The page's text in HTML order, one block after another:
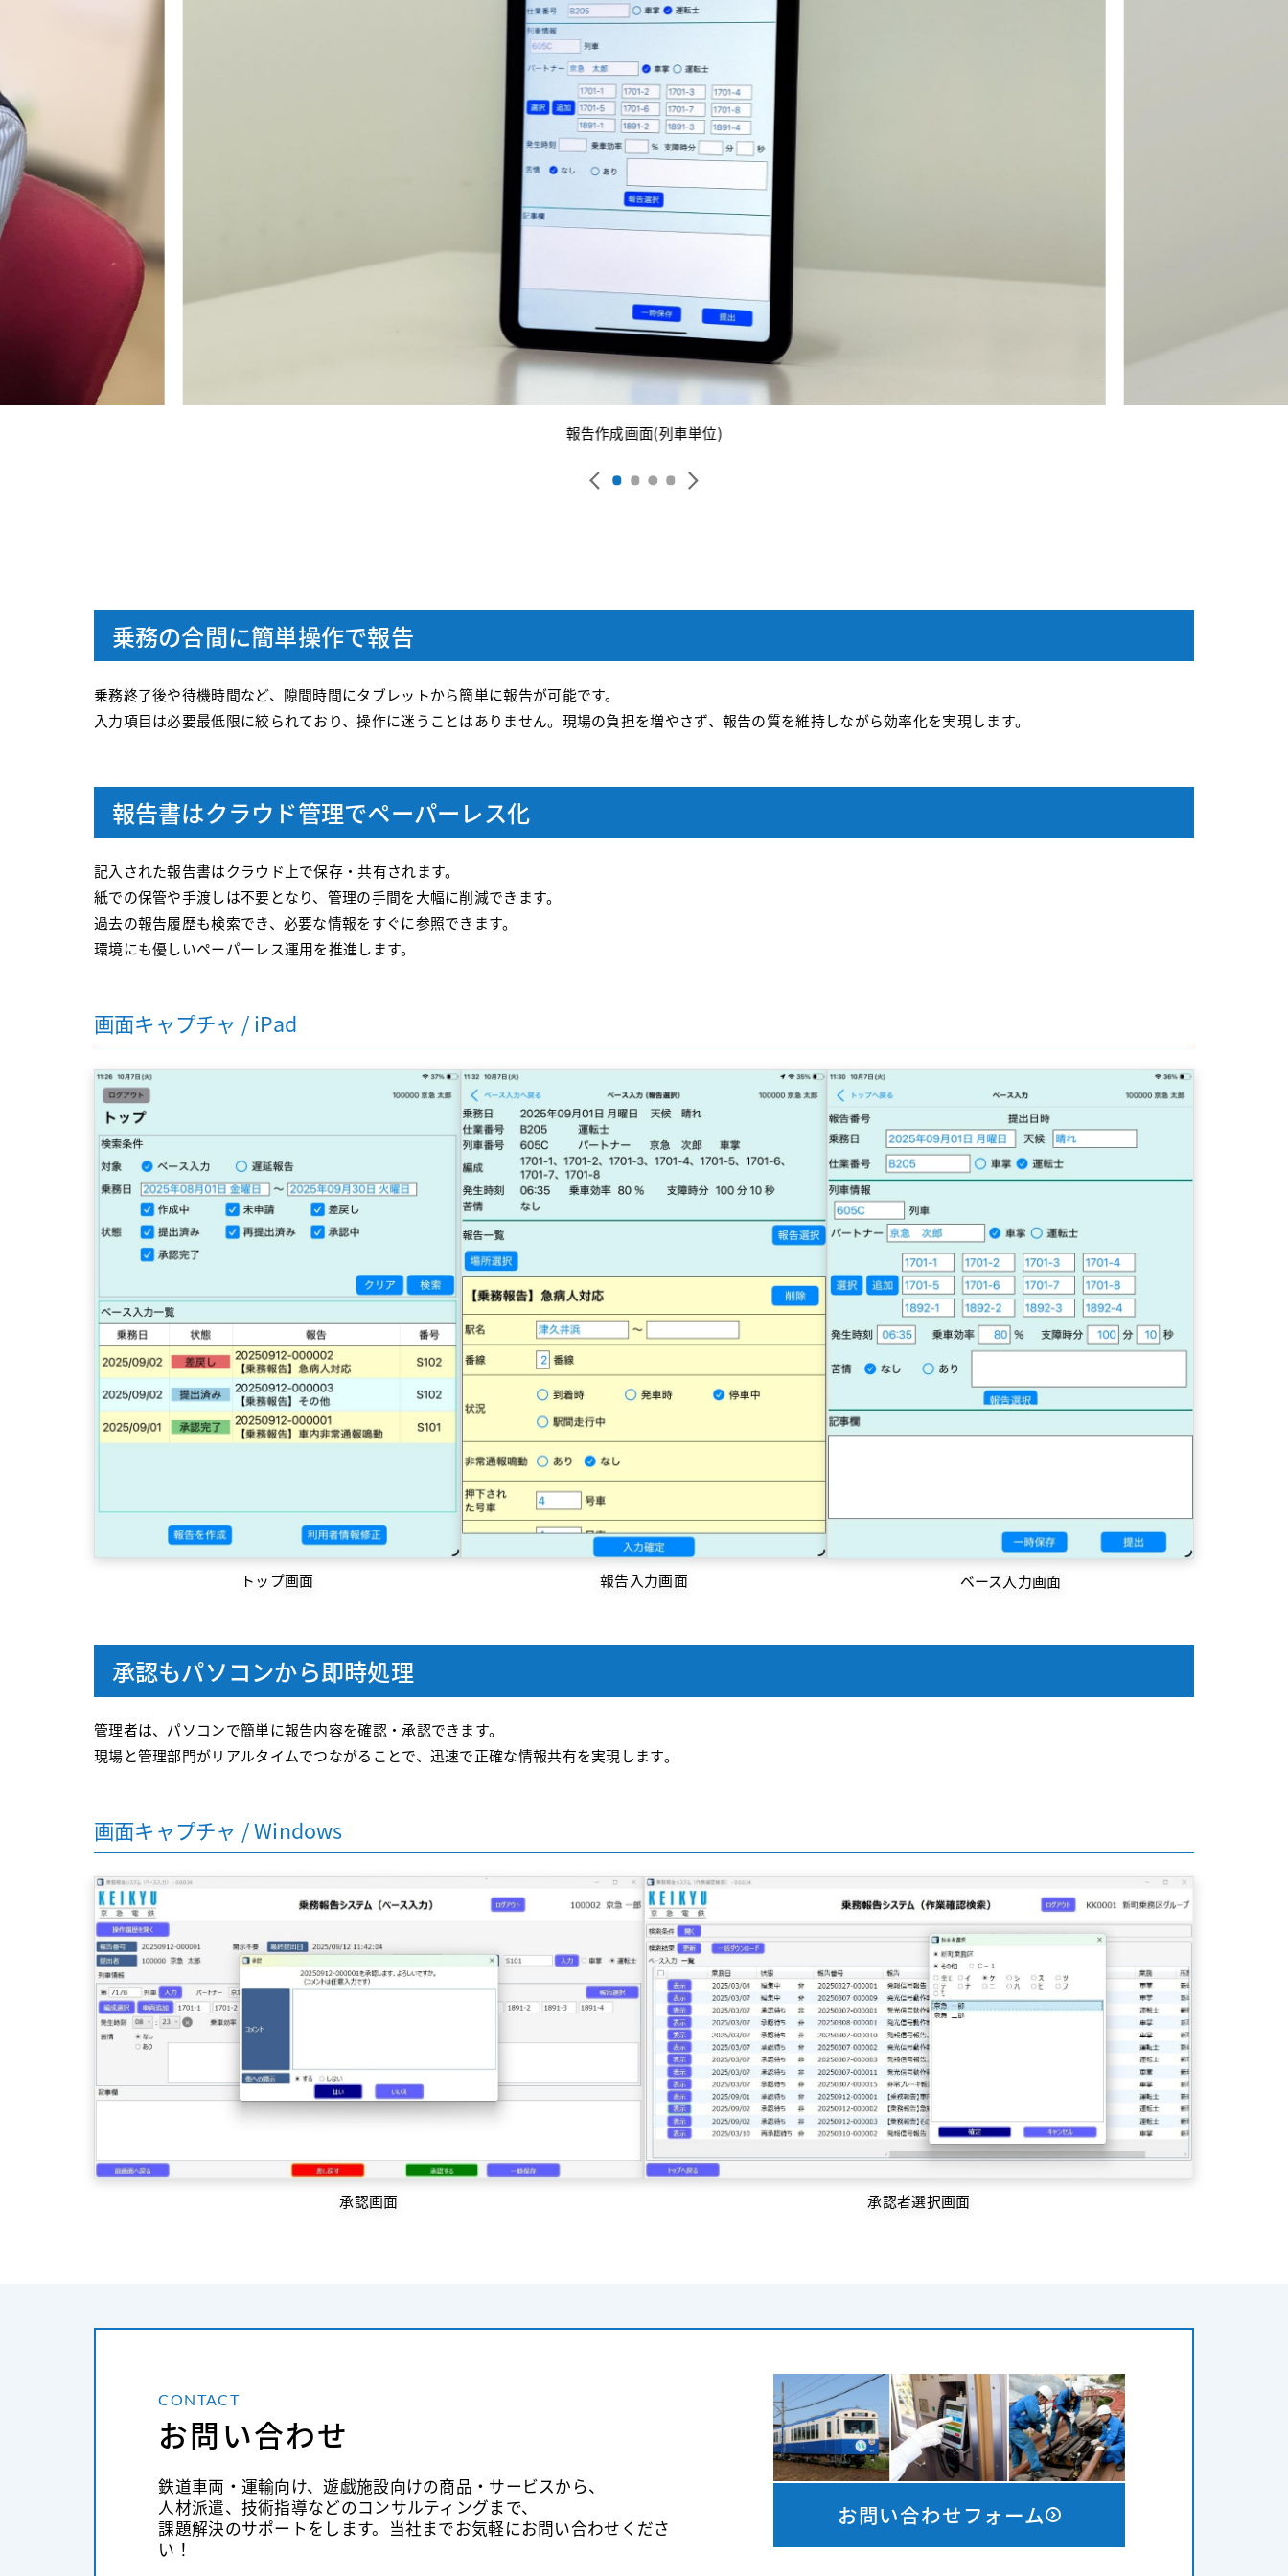
報告作成画面(列車単位)
乗務の合間に簡単操作で報告
乗務終了後や待機時間など、隙間時間にタブレットから簡単に報告が可能です。
入力項目は必要最低限に絞られており、操作に迷うことはありません。現場の負担を増やさず、報告の質を維持しながら効率化を実現します。
報告書はクラウド管理でペーパーレス化
記入された報告書はクラウド上で保存・共有されます。
紙での保管や手渡しは不要となり、管理の手間を大幅に削減できます。
過去の報告履歴も検索でき、必要な情報をすぐに参照できます。
環境にも優しいペーパーレス運用を推進します。
画面キャプチャ / iPad
トップ画面 報告入力画面 ベース入力画面
承認もパソコンから即時処理
管理者は、パソコンで簡単に報告内容を確認・承認できます。
現場と管理部門がリアルタイムでつながることで、迅速で正確な情報共有を実現します。
画面キャプチャ / Windows
承認画面 承認者選択画面
CONTACT
お問い合わせ
鉄道車両・運輸向け、遊戯施設向けの商品・サービスから、
人材派遣、技術指導などのコンサルティングまで、
課題解決のサポートをします。当社までお気軽にお問い合わせくださ
い！
お問い合わせフォーム